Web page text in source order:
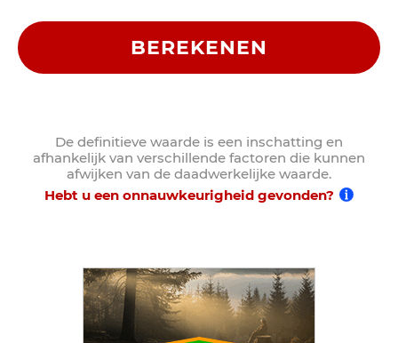
BEREKENEN
De definitieve waarde is een inschatting en
afhankelijk van verschillende factoren die kunnen
afwijken van de daadwerkelijke waarde.
Hebt u een onnauwkeurigheid gevonden?